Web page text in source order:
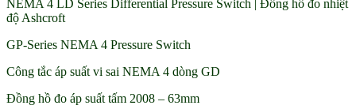
NEMA 4 LD Series Differential Pressure Switch | Đồng hồ đo nhiệt
độ Ashcroft
GP-Series NEMA 4 Pressure Switch
Công tắc áp suất vi sai NEMA 4 dòng GD
Đồng hồ đo áp suất tấm 2008 – 63mm